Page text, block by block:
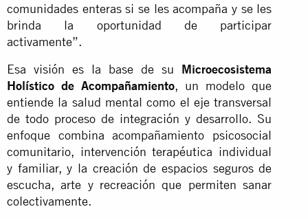
comunidades enteras si se les acompaña y se les
brinda la oportunidad de participar
activamente”.
Esa visión es la base de su Microecosistema
Holístico de Acompañamiento, un modelo que
entiende la salud mental como el eje transversal
de todo proceso de integración y desarrollo. Su
enfoque combina acompañamiento psicosocial
comunitario, intervención terapéutica individual
y familiar, y la creación de espacios seguros de
escucha, arte y recreación que permiten sanar
colectivamente.